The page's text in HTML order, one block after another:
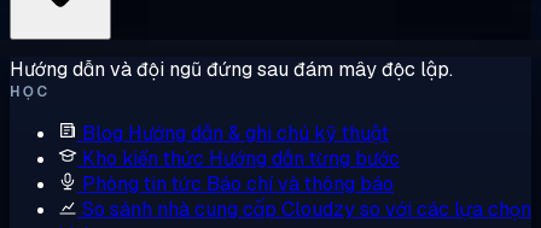
Hướng dẫn và đội ngũ đứng sau đám mây độc lập.
HỌC
Blog Hướng dẫn & ghi chú kỹ thuật
Kho kiến thức Hướng dẫn từng bước
Phòng tin tức Báo chí và thông báo
So sánh nhà cung cấp Cloudzy so với các lựa chọn